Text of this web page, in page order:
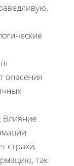
опасения
Влияние
страхи,
так